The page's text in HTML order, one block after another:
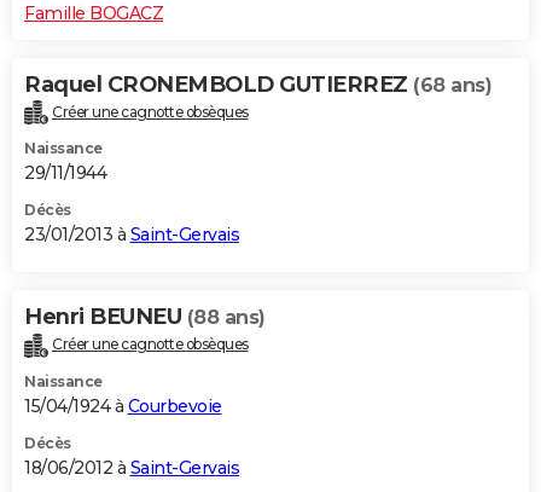
Famille BOGACZ
Raquel CRONEMBOLD GUTIERREZ (68 ans)
Créer une cagnotte obsèques
Naissance
29/11/1944
Décès
23/01/2013 à Saint-Gervais
Henri BEUNEU (88 ans)
Créer une cagnotte obsèques
Naissance
15/04/1924 à Courbevoie
Décès
18/06/2012 à Saint-Gervais